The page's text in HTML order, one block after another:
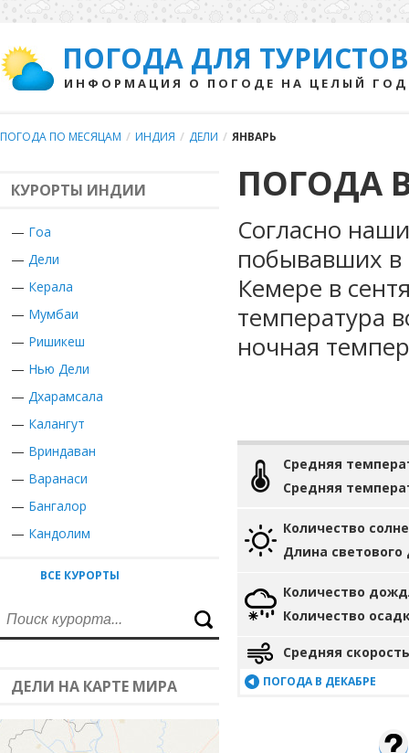
ПОГОДА ДЛЯ ТУРИСТОВ
ИНФОРМАЦИЯ О ПОГОДЕ НА ЦЕЛЫЙ ГОД
ПОГОДА ПО МЕСЯЦАМ / ИНДИЯ / ДЕЛИ / ЯНВАРЬ
КУРОРТЫ ИНДИИ
— Гоа
— Дели
— Керала
— Мумбаи
— Ришикеш
— Нью Дели
— Дхарамсала
— Калангут
— Вриндаван
— Варанаси
— Бангалор
— Кандолим
ВСЕ КУРОРТЫ
ДЕЛИ НА КАРТЕ МИРА
ПОГОДА
Согласно
побывавших в
Кемере в
температура
ночная
Средняя
Средняя
Количество
Длина светового
Количество
Количество
Средняя
ПОГОДА В ДЕКАБРЕ